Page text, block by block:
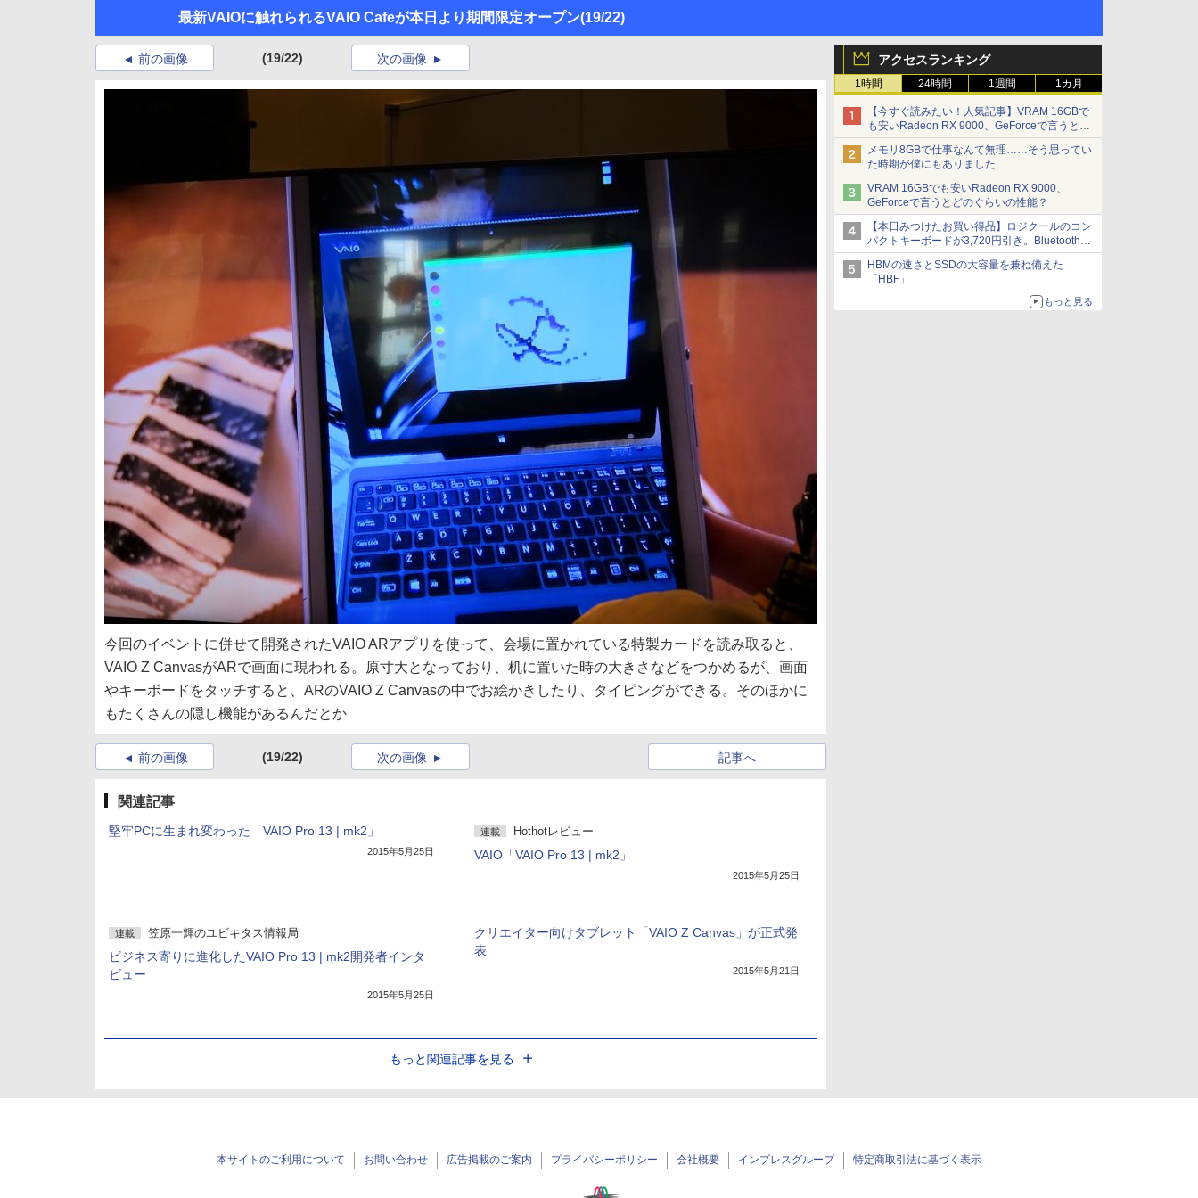
最新VAIOに触れられるVAIO Cafeが本日より期間限定オープン(19/22)
アクセスランキング
1時間 24時間 1週間 1カ月
【今すぐ読みたい！人気記事】VRAM 16GBで
も安いRadeon RX 9000、GeForceで言うとど
のぐらいの性能？ - PC Watch
メモリ8GBで仕事なんて無理……そう思ってい
た時期が僕にもありました
VRAM 16GBでも安いRadeon RX 9000、
GeForceで言うとどのぐらいの性能？
【本日みつけたお買い得品】ロジクールのコン
パクトキーボードが3,720円引き。Bluetoothで3
台接続対応
HBMの速さとSSDの大容量を兼ね備えた
「HBF」
もっと見る
前の画像 (19/22) 次の画像
今回のイベントに併せて開発されたVAIO ARアプリを使って、会場に置かれている特製カードを読み取ると、
VAIO Z CanvasがARで画面に現われる。原寸大となっており、机に置いた時の大きさなどをつかめるが、画面
やキーボードをタッチすると、ARのVAIO Z Canvasの中でお絵かきしたり、タイピングができる。そのほかに
もたくさんの隠し機能があるんだとか
前の画像 (19/22) 記事へ
次の画像
関連記事
堅牢PCに生まれ変わった「VAIO Pro 13 | mk2」
2015年5月25日
連載 Hothotレビュー
VAIO「VAIO Pro 13 | mk2」
2015年5月25日
連載 笠原一輝のユビキタス情報局
ビジネス寄りに進化したVAIO Pro 13 | mk2開発者インタ
ビュー
2015年5月25日
クリエイター向けタブレット「VAIO Z Canvas」が正式発
表
2015年5月21日
もっと関連記事を見る
本サイトのご利用について お問い合わせ 広告掲載のご案内 プライバシーポリシー 会社概要 インプレスグループ 特定商取引法に基づく表示